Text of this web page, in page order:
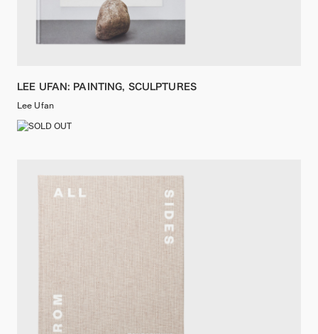
LEE UFAN: PAINTING, SCULPTURES
Lee Ufan